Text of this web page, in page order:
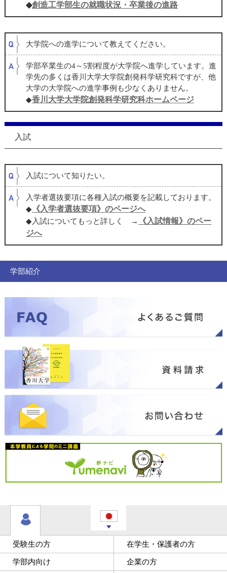
◆創造工学部生の就職状況・卒業後の進路
大学院への進学について教えてください。
学部卒業生の4～5割程度が大学院へ進学しています。進
学先の多くは香川大学大学院創発科学研究科ですが、他
大学の大学院への進学事例も少なくありません。
◆香川大学大学院創発科学研究科ホームページ
入試
入試について知りたい。
入学者選抜要項に各種入試の概要を記載しております。
◆《入学者選抜要項》のページへ
◆入試についてもっと詳しく →
《入試情報》のペー
ジへ
学部紹介
受験生の方 在学生・保護者の方
学部内向け 企業の方